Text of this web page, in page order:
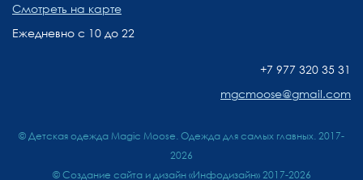
Смотреть на карте
Ежедневно с 10 до 22
+7 977 320 35 31
mgcmoose@gmail.com
© Детская одежда Magic Moose. Одежда для самых главных. 2017-
2026
© Создание сайта и дизайн «Инфодизайн»2017-2026